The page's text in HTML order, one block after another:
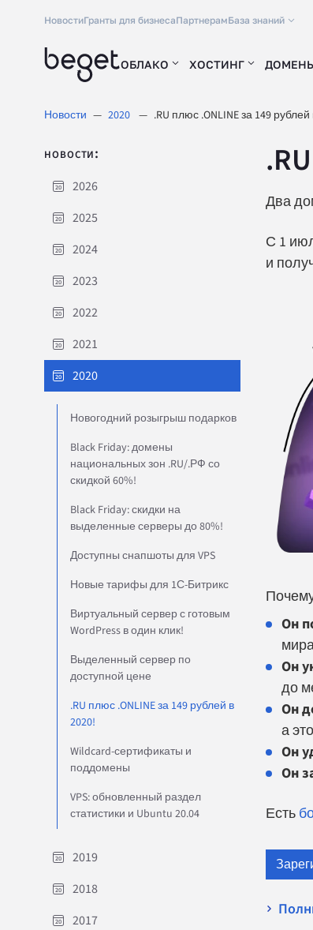
НовостиГранты для бизнесаПартнерамБаза знаний
ОБЛАКО ХОСТИНГ
Новости 2020 .RU плюс .ONLINE за 149 рублей
новости:
2026
2025
2024
2023
2022
2021
2020
Новогодний розыгрыш подарков
Black Friday: домены
национальных зон .RU/.РФ со
скидкой 60%!
Black Friday: скидки на
выделенные серверы до 80%!
Доступны снапшоты для VPS
Новые тарифы для 1С-Битрикс
Виртуальный сервер с готовым
WordPress в один клик!
Выделенный сервер по
доступной цене
.RU плюс .ONLINE за 149 рублей в
2020!
Wildcard-сертификаты и
поддомены
VPS: обновленный раздел
статистики и Ubuntu 20.04
2019
2018
2017
Два
С 1
и
Он
Он
до
Он
а
Он
Он
Есть